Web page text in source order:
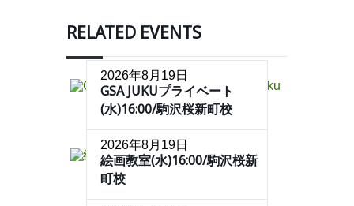
RELATED EVENTS
2026年8月19日
GSA JUKUプライベート
(水)16:00/駒沢桜新町校
2026年8月19日
絵画教室(水)16:00/駒沢桜新
町校